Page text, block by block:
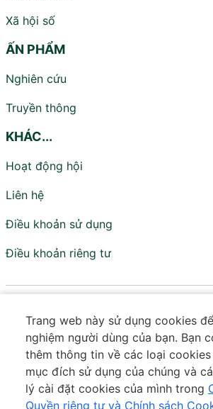
Trang web này sử dụng cookies
nghiệm người dùng của bạn. Bạn
thêm thông tin về các loại
mục đích sử dụng của chúng và
lý cài đặt cookies của mình trong
Quyền riêng tư và Chính sách
Xã hội số
ẤN PHẨM
Nghiên cứu
Truyền thông
KHÁC...
Hoạt động hội
Liên hệ
Điều khoản sử dụng
Điều khoản riêng tư
Truyền thông -
Đơn vị trực thuộc Hội Truyền
Tầng 18 - Tòa VTC Online - Số 18
- Hà Nội